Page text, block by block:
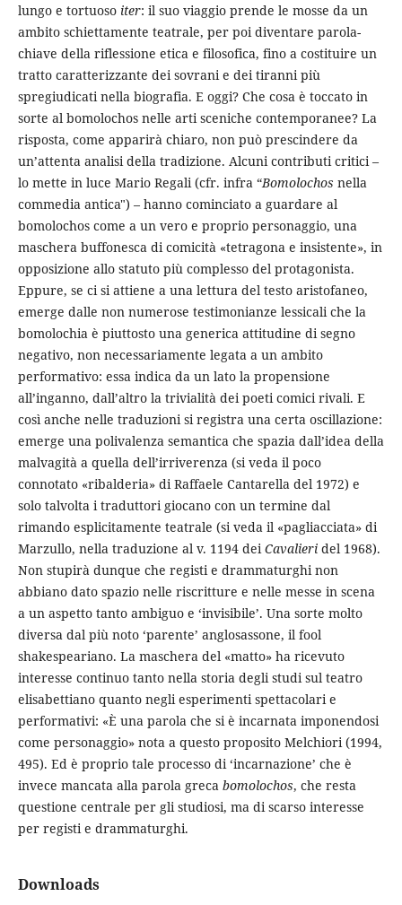
lungo e tortuoso iter: il suo viaggio prende le mosse da un
ambito schiettamente teatrale, per poi diventare parola-
chiave della riflessione etica e filosofica, fino a costituire un
tratto caratterizzante dei sovrani e dei tiranni più
spregiudicati nella biografia. E oggi? Che cosa è toccato in
sorte al bomolochos nelle arti sceniche contemporanee? La
risposta, come apparirà chiaro, non può prescindere da
un’attenta analisi della tradizione. Alcuni contributi critici –
lo mette in luce Mario Regali (cfr. infra “Bomolochos nella
commedia antica") – hanno cominciato a guardare al
bomolochos come a un vero e proprio personaggio, una
maschera buffonesca di comicità «tetragona e insistente», in
opposizione allo statuto più complesso del protagonista.
Eppure, se ci si attiene a una lettura del testo aristofaneo,
emerge dalle non numerose testimonianze lessicali che la
bomolochia è piuttosto una generica attitudine di segno
negativo, non necessariamente legata a un ambito
performativo: essa indica da un lato la propensione
all’inganno, dall’altro la trivialità dei poeti comici rivali. E
così anche nelle traduzioni si registra una certa oscillazione:
emerge una polivalenza semantica che spazia dall’idea della
malvagità a quella dell’irriverenza (si veda il poco
connotato «ribalderia» di Raffaele Cantarella del 1972) e
solo talvolta i traduttori giocano con un termine dal
rimando esplicitamente teatrale (si veda il «pagliacciata» di
Marzullo, nella traduzione al v. 1194 deiCavalieridel 1968).
Non stupirà dunque che registi e drammaturghi non
abbiano dato spazio nelle riscritture e nelle messe in scena
a un aspetto tanto ambiguo e ‘invisibile’. Una sorte molto
diversa dal più noto ‘parente’ anglosassone, il fool
shakespeariano. La maschera del «matto» ha ricevuto
interesse continuo tanto nella storia degli studi sul teatro
elisabettiano quanto negli esperimenti spettacolari e
performativi: «È una parola che si è incarnata imponendosi
come personaggio» nota a questo proposito Melchiori (1994,
495). Ed è proprio tale processo di ‘incarnazione’ che è
invece mancata alla parola greca bomolochos, che resta
questione centrale per gli studiosi, ma di scarso interesse
per registi e drammaturghi.
Downloads